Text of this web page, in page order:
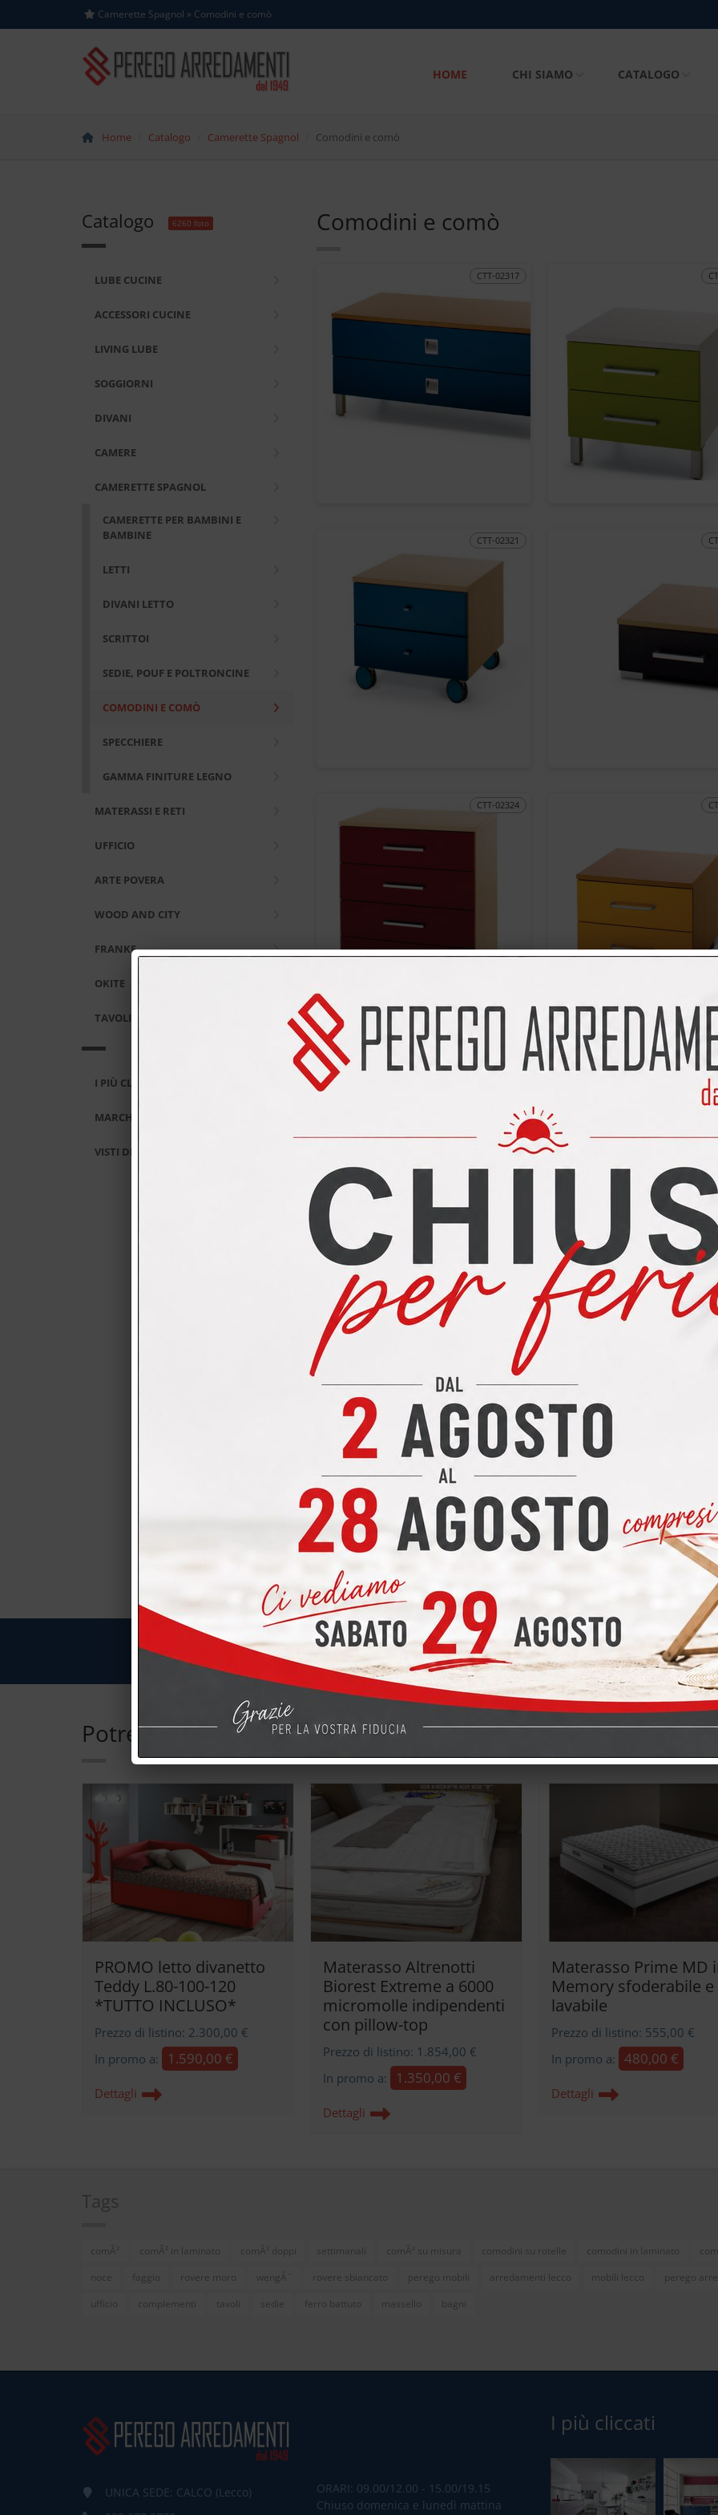
Camerette Spagnol » Comodini e comò
HOME CHI SIAMO CATALOGO
Home Catalogo Camerette Spagnol Comodini e comò
Catalogo 6260 foto
LUBE CUCINE
ACCESSORI CUCINE
LIVING LUBE
SOGGIORNI
DIVANI
CAMERE
CAMERETTE SPAGNOL
CAMERETTE PER BAMBINI E
BAMBINE
LETTI
DIVANI LETTO
SCRITTOI
SEDIE, POUF E POLTRONCINE
COMODINI E COMÒ
SPECCHIERE
GAMMA FINITURE LEGNO
MATERASSI E RETI
UFFICIO
ARTE POVERA
WOOD AND CITY
FRANKE
OKITE
TAVOLI E SEDIE
I PIÙ CLICCATI
MARCHI
VISTI DI RECENTE
Comodini e comò
CTT-02317
CTT-02321
CTT-02324
CTT-02328
COME RICHIEDERE UN PREVENTIVO RICHIEDI UN
Potrebbero interessarti anche le seguenti promozioni
PROMO letto divanetto
Teddy L.80-100-120
*TUTTO INCLUSO*
Prezzo di listino: 2.300,00 €
In promo a:
1.590,00 €
Dettagli
Materasso Altrenotti
Biorest Extreme a 6000
micromolle indipendenti
con pillow-top
Prezzo di listino: 1.854,00 €
In promo a:
1.350,00 €
Dettagli
Materasso Prime MD
Memory sfoderabile e
lavabile
Prezzo di listino: 555,00 €
In promo a: 480,00 €
Dettagli
Tags
comÃ² comÃ² in laminato comÃ² doppi settimanali comÃ² su misura comodini su rotelle comodini in laminato
noce
faggio rovere moro wengÃ¨ rovere sbiancato perego mobili arredamenti lecco mobili lecco
perego
ufficio
complementi tavoli sedie ferro battuto massello bagni
UNICA SEDE: CALCO (Lecco)
ORARI: 09.00/12.00 - 15.00/19.15
Chiuso domenica e lunedì mattina
I più cliccati